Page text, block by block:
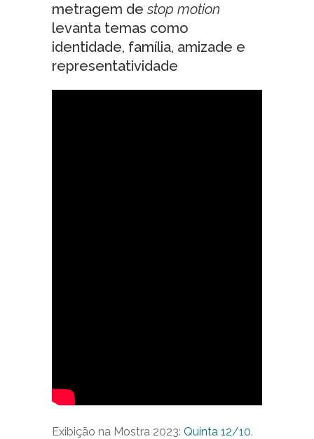
metragem destop motion
levanta temas como
identidade, família, amizade e
representatividade
Exibição na Mostra 2023: Quinta 12/10.